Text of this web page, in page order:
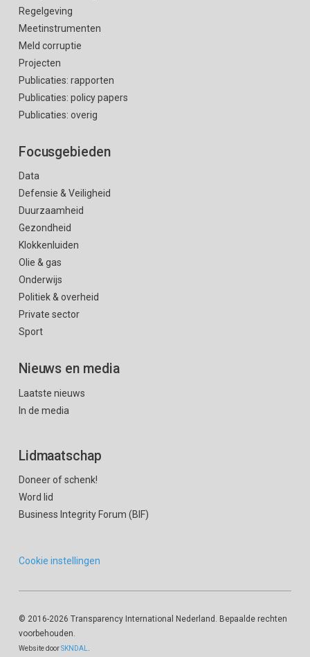
Regelgeving
Meetinstrumenten
Meld corruptie
Projecten
Publicaties: rapporten
Publicaties: policy papers
Publicaties: overig
Focusgebieden
Data
Defensie & Veiligheid
Duurzaamheid
Gezondheid
Klokkenluiden
Olie & gas
Onderwijs
Politiek & overheid
Private sector
Sport
Nieuws en media
Laatste nieuws
In de media
Lidmaatschap
Doneer of schenk!
Word lid
Business Integrity Forum (BIF)
Cookie instellingen
© 2016-2026 Transparency International Nederland. Bepaalde rechten
voorbehouden.
Website doorSKNDAL.